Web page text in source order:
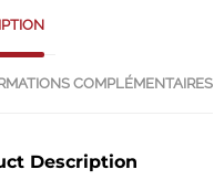
COMPLÉMENTAIRES
Description